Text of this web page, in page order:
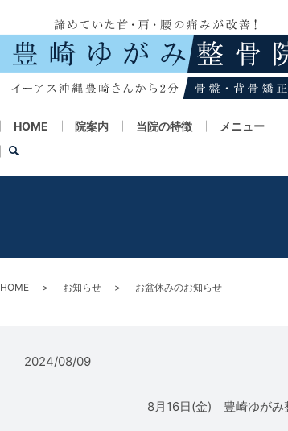
HOME 院案内 当院の特徴 メニュー
HOME お知らせ お盆休みのお知らせ
2024/08/09
8月16日(金) 豊崎ゆがみ